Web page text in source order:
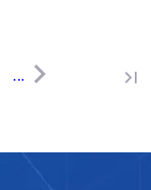
...